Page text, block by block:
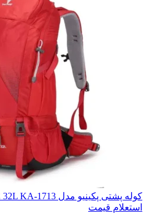
کوله پشتی پکینیو مدل EAGLE 32L KA-1713
استعلام قیمت